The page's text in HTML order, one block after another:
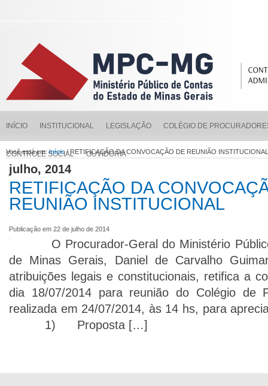
INÍCIO INSTITUCIONAL LEGISLAÇÃO COLÉGIO DE
CONTROLE SOCIAL OUVIDORIA
Você está em:Início/ RETIFICAÇÃO DA CONVOCAÇÃO DE REUNIÃO INSTITUCIONAL
julho, 2014
RETIFICAÇÃO DA
REUNIÃO INSTITUCIONAL
Publicação em 22 de julho de 2014
O Procurador-Geral do Ministério
de Minas Gerais, Daniel de Carvalho
atribuições legais e constitucionais, retifica a
dia 18/07/2014 para reunião do Colégio de
realizada em 24/07/2014, às 14 hs, para
1) Proposta […]